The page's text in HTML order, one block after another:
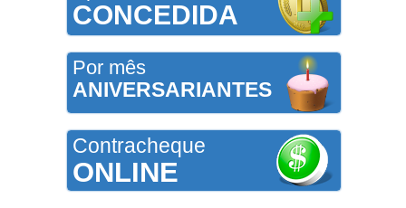
CONCEDIDA
Por mês
ANIVERSARIANTES
Contracheque
ONLINE